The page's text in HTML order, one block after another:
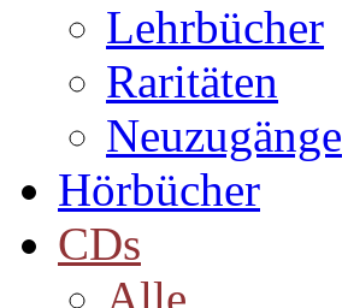
Lehrbücher
Raritäten
Neuzugänge
Hörbücher
CDs